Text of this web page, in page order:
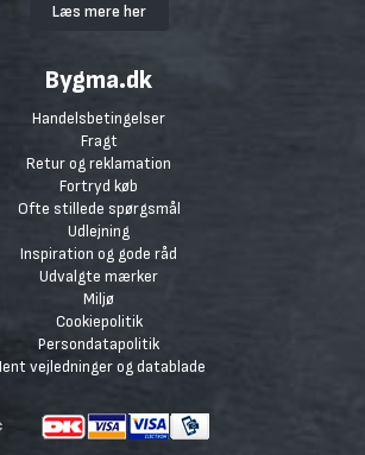
Læs mere her
Bygma.dk
Handelsbetingelser
Fragt
Retur og reklamation
Fortryd køb
Ofte stillede spørgsmål
Udlejning
Inspiration og gode råd
Udvalgte mærker
Miljø
Cookiepolitik
Persondatapolitik
vejledninger og datablade